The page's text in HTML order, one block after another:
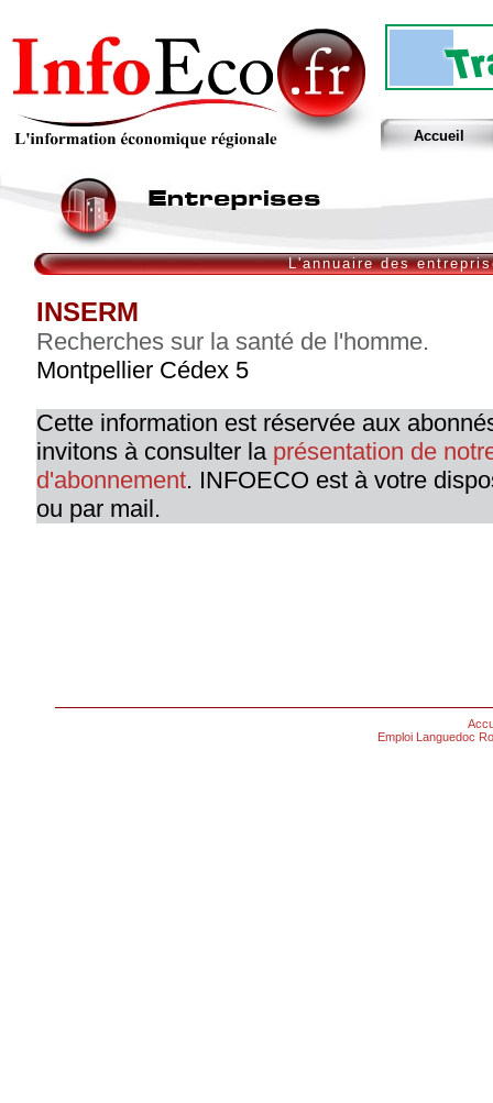
Accueil
L'annuaire des
INSERM
Recherches sur la santé de l'homme.
Montpellier Cédex 5
Cette information est réservée aux
invitons à consulter la présentation de
d'abonnement. INFOECO est à votre
ou par mail.
Emploi Languedoc